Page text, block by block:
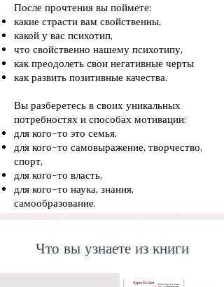
После прочтения вы поймете:
какие страсти вам свойственны,
какой у вас психотип,
что свойственно нашему психотипу,
как преодолеть свои негативные черты
как развить позитивные качества.
Вы разберетесь в своих уникальных
потребностях и способах мотивации:
для кого-то это семья,
для кого-то самовыражение, творчество,
спорт,
для кого-то власть,
для кого-то наука, знания,
самообразование.
Что вы узнаете из книги